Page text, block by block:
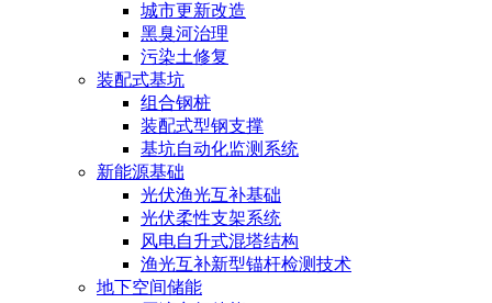
城市更新改造
黑臭河治理
污染土修复
装配式基坑
组合钢桩
装配式型钢支撑
基坑自动化监测系统
新能源基础
光伏渔光互补基础
光伏柔性支架系统
风电自升式混塔结构
渔光互补新型锚杆检测技术
地下空间储能